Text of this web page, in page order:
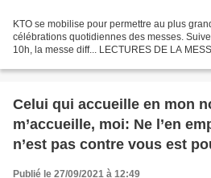
KTO se mobilise pour permettre au plus
célébrations quotidiennes des messes.
10h, la messe diff... LECTURES DE LA
Celui qui accueille en mon
m’accueille, moi: Ne l’en
n’est pas contre vous est
Publié le 27/09/2021 à 12:49